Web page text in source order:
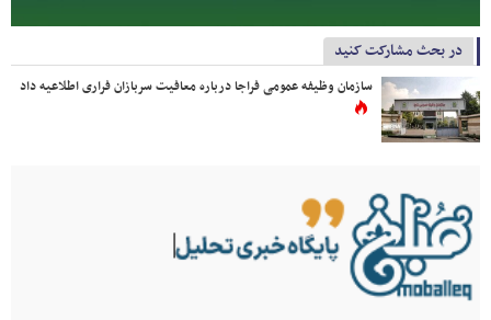
در بحث مشارکت کنید
سازمان وظیفه عمومی فراجا درباره معافیت سربازان فراری اطلاعیه داد